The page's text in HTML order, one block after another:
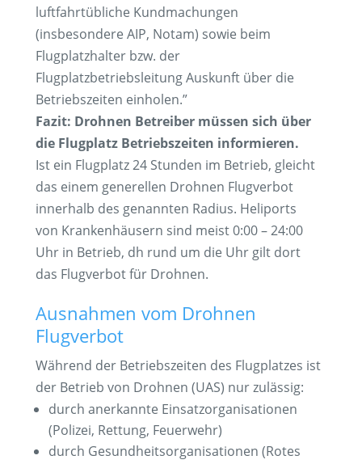
luftfahrtübliche Kundmachungen
(insbesondere AIP, Notam) sowie beim
Flugplatzhalter bzw. der
Flugplatzbetriebsleitung Auskunft über die
Betriebszeiten einholen.”
Fazit: Drohnen Betreiber müssen sich über
die Flugplatz Betriebszeiten informieren.
Ist ein Flugplatz 24 Stunden im Betrieb, gleicht
das einem generellen Drohnen Flugverbot
innerhalb des genannten Radius. Heliports
von Krankenhäusern sind meist 0:00 – 24:00
Uhr in Betrieb, dh rund um die Uhr gilt dort
das Flugverbot für Drohnen.
Ausnahmen vom Drohnen
Flugverbot
Während der Betriebszeiten des Flugplatzes ist
der Betrieb von Drohnen (UAS) nur zulässig:
durch anerkannte Einsatzorganisationen
(Polizei, Rettung, Feuerwehr)
durch Gesundheitsorganisationen (Rotes